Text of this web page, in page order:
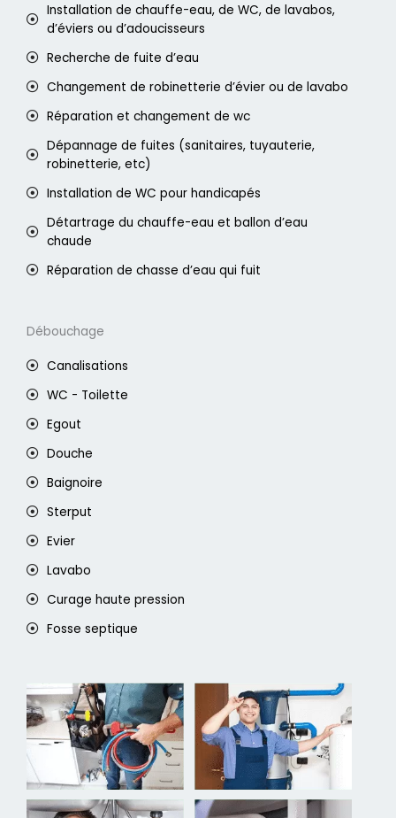
Installation de chauffe-eau, de WC, de lavabos,
d’éviers ou d’adoucisseurs
Recherche de fuite d’eau
Changement de robinetterie d’évier ou de lavabo
Réparation et changement de wc
Dépannage de fuites (sanitaires, tuyauterie,
robinetterie, etc)
Installation de WC pour handicapés
Détartrage du chauffe-eau et ballon d’eau
chaude
Réparation de chasse d’eau qui fuit
Débouchage
Canalisations
WC - Toilette
Egout
Douche
Baignoire
Sterput
Evier
Lavabo
Curage haute pression
Fosse septique